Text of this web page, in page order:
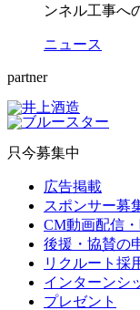
ンネル工事へ
ニュース
partner
只今募集中
広告掲載
スポンサー募
CM動画配信
後援・協賛の
リクルート採
インターンシ
プレゼント